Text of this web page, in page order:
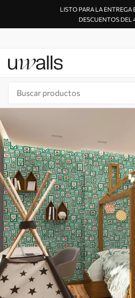
LISTO PARA LA ENTREGA
DESCUENTOS DEL